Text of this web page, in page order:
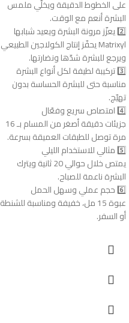
على الخطوط الدقيقة ويخلّي ملمس
البشرة أنعم مع الوقت.
2️⃣ يعزّز مرونة البشرة ويعيد شبابها
Matrixyl يحفّز إنتاج الكولاجين الطبيعي
ويرجع للبشرة شدّها ونضارتها.
3️⃣ تركيبة لطيفة لكل أنواع البشرة
مناسبة حتى للبشرة الحساسة بدون
تهيّج.
4️⃣ امتصاص سريع وفعّال
جزيئات دقيقة أصغر من المسام بـ 16
مرة توصل للطبقات العميقة بسرعة.
5️⃣ مثالي للاستخدام الليلي
يمتص خلال حوالي 20 ثانية ويترك
البشرة ناعمة للصباح.
6️⃣ حجم عملي وسهل الحمل
عبوة 15 مل، خفيفة ومناسبة للشنطة
أو السفر.